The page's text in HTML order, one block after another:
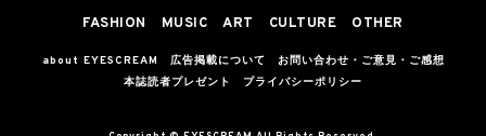
FASHION MUSIC ART CULTURE OTHER
about EYESCREAM 広告掲載について
お問い合わせ・ご意見・ご感想
本誌読者プレゼント
プライバシーポリシー